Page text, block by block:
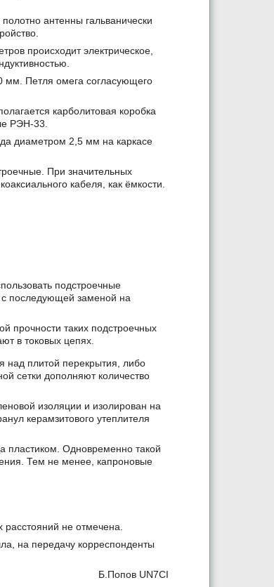
антенны гальванически
происходит электрическое,
мм. Петля омега согласующего
карболитовая коробка
РЭН-33.
диаметром 2,5 мм на каркасе
При значительных
кабеля, как ёмкости.
подстроечные
последующей заменой на
прочности таких подстроечных
в токовых цепях.
над плитой перекрытия, либо
сетки дополняют количество
изоляции и изолирован на
керамзитового утеплителя
пластиком. Одновременно такой
Тем не менее, капроновые
не отмечена.
на передачу корреспонденты
Б.Попов UN7CI